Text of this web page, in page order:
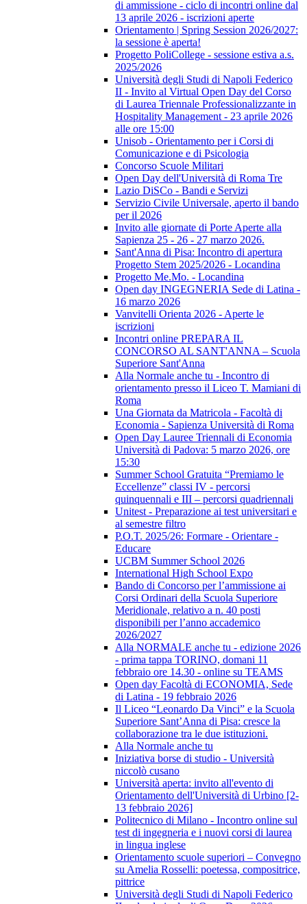
di ammissione - ciclo di incontri online dal
13 aprile 2026 - iscrizioni aperte
Orientamento | Spring Session 2026/2027:
la sessione è aperta!
Progetto PoliCollege - sessione estiva a.s.
2025/2026
Università degli Studi di Napoli Federico
II - Invito al Virtual Open Day del Corso
di Laurea Triennale Professionalizzante in
Hospitality Management - 23 aprile 2026
alle ore 15:00
Unisob - Orientamento per i Corsi di
Comunicazione e di Psicologia
Concorso Scuole Militari
Open Day dell'Università di Roma Tre
Lazio DiSCo - Bandi e Servizi
Servizio Civile Universale, aperto il bando
per il 2026
Invito alle giornate di Porte Aperte alla
Sapienza 25 - 26 - 27 marzo 2026.
Sant'Anna di Pisa: Incontro di apertura
Progetto Stem 2025/2026 - Locandina
Progetto Me.Mo. - Locandina
Open day INGEGNERIA Sede di Latina -
16 marzo 2026
Vanvitelli Orienta 2026 - Aperte le
iscrizioni
Incontri online PREPARA IL
CONCORSO AL SANT'ANNA – Scuola
Superiore Sant'Anna
Alla Normale anche tu - Incontro di
orientamento presso il Liceo T. Mamiani di
Roma
Una Giornata da Matricola - Facoltà di
Economia - Sapienza Università di Roma
Open Day Lauree Triennali di Economia
Università di Padova: 5 marzo 2026, ore
15:30
Summer School Gratuita “Premiamo le
Eccellenze” classi IV - percorsi
quinquennali e III – percorsi quadriennali
Unitest - Preparazione ai test universitari e
al semestre filtro
P.O.T. 2025/26: Formare - Orientare -
Educare
UCBM Summer School 2026
International High School Expo
Bando di Concorso per l’ammissione ai
Corsi Ordinari della Scuola Superiore
Meridionale, relativo a n. 40 posti
disponibili per l’anno accademico
2026/2027
Alla NORMALE anche tu - edizione 2026
- prima tappa TORINO, domani 11
febbraio ore 14.30 - online su TEAMS
Open day Facoltà di ECONOMIA, Sede
di Latina - 19 febbraio 2026
Il Liceo “Leonardo Da Vinci” e la Scuola
Superiore Sant’Anna di Pisa: cresce la
collaborazione tra le due istituzioni.
Alla Normale anche tu
Iniziativa borse di studio - Università
niccolò cusano
Università aperta: invito all'evento di
Orientamento dell'Università di Urbino [2-
13 febbraio 2026]
Politecnico di Milano - Incontro online sul
test di ingegneria e i nuovi corsi di laurea
in lingua inglese
Orientamento scuole superiori – Convegno
su Amelia Rosselli: poetessa, compositrice,
pittrice
Università degli Studi di Napoli Federico